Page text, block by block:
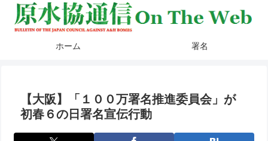
ホーム 署名
【大阪】「１００万署名推進委員会」が
初春６の日署名宣伝行動